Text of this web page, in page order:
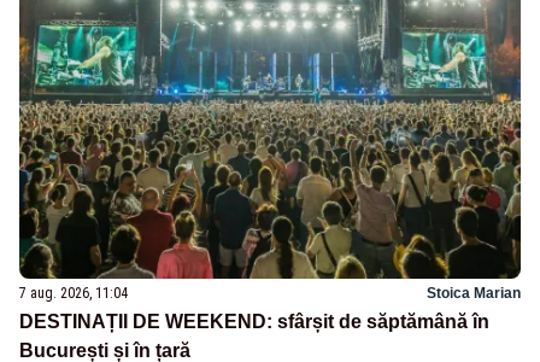
7 aug. 2026, 11:04 Stoica Marian
DESTINAȚII DE WEEKEND: sfârșit de săptămână în
București și în țară